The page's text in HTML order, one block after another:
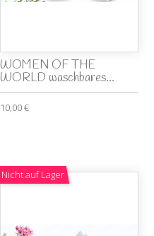
WOMEN OF THE
WORLD waschbares...
10,00 €
Nicht auf Lager